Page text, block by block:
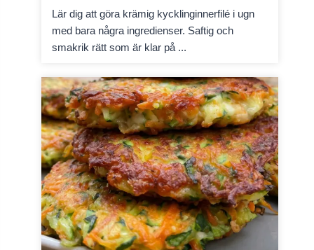
Lär dig att göra krämig kycklinginnerfilé i ugn
med bara några ingredienser. Saftig och
smakrik rätt som är klar på ...